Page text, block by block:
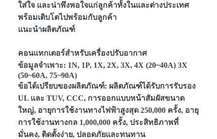
ใส่ใจ และน่าพึงพอใจแก่ลูกค้าทั้งในและต่างประเทศ
พร้อมเติบโตไปพร้อมกับลูกค้า
แนะนำผลิตภัณฑ์
คอนแทกเตอร์สำหรับเครื่องปรับอากาศ
ข้อมูลจำเพาะ: 1N, 1P, 1X, 2X, 3X, 4X (20~40A) 3X
(50~60A, 75~90A)
ข้อได้เปรียบของผลิตภัณฑ์: ผลิตภัณฑ์ได้รับการรับรอง
UL และ TUV, CCC, การออกแบบหน้าสัมผัสขนาด
ใหญ่, อายุการใช้งานทางไฟฟ้าสูงสุด 250,000 ครั้ง, อายุ
การใช้งานทางกล 1,000,000 ครั้ง, ประสิทธิภาพที่
มั่นคง, ติดตั้งง่าย, ปลอดภัยและทนทาน